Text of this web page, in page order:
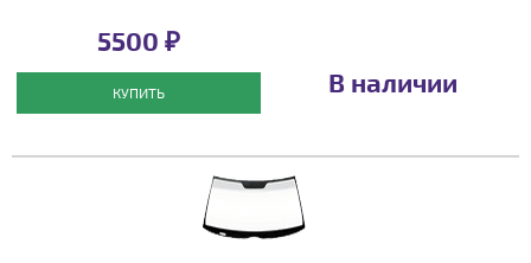
5500 ₽
КУПИТЬ В наличии